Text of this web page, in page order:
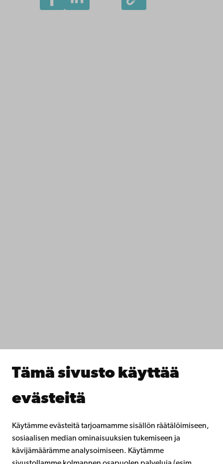
Tämä sivusto käyttää
evästeitä
Käytämme evästeitä tarjoamamme sisällön räätälöimiseen,
sosiaalisen median ominaisuuksien tukemiseen ja
kävijämäärämme analysoimiseen. Käytämme
Åbo Akademin kirjasto
Lahjoita Åbo Akademille
Åbo Akademista